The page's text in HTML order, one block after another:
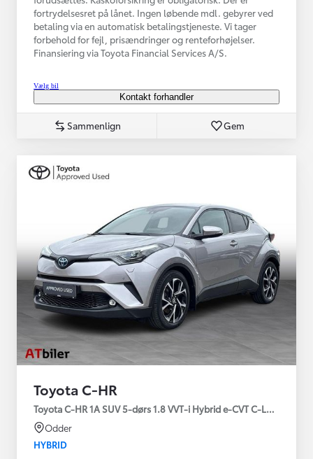
fortrydelsesret på lånet. Ingen løbende mdl. gebyrer ved
betaling via en automatisk betalingstjeneste. Vi tager
forbehold for fejl, prisændringer og renteforhøjelser.
Finansiering via Toyota Financial Services A/S.
Vælg bil
Kontakt forhandler
Sammenlign Gem
Toyota C-HR
Toyota C-HR 1A SUV 5-dørs 1.8 VVT-i Hybrid e-CVT C-LUB -
Odder
HYBRID